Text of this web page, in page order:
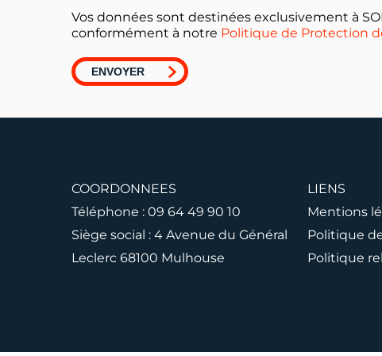
Vos données sont destinées exclusivement à
conformément à notre Politique de Protection
COORDONNEES
Téléphone : 09 64 49 90 10
Siège social : 4 Avenue du Général
Leclerc 68100 Mulhouse
LIENS
Mentions
Politique
Politique